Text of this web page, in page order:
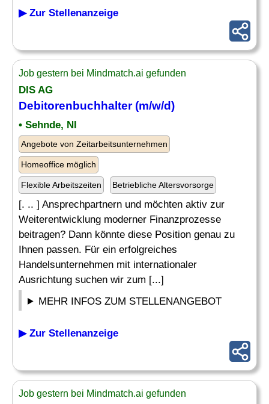
▶ Zur Stellenanzeige
Job gestern bei Mindmatch.ai gefunden
DIS AG
Debitorenbuchhalter(m/w/d)
• Sehnde, NI
Angebote von Zeitarbeitsunternehmen
Homeoffice möglich
Flexible Arbeitszeiten Betriebliche Altersvorsorge
[. .. ] Ansprechpartnern und möchten aktiv zur
Weiterentwicklung moderner Finanzprozesse
beitragen? Dann könnte diese Position genau zu
Ihnen passen. Für ein erfolgreiches
Handelsunternehmen mit internationaler
Ausrichtung suchen wir zum [...]
MEHR INFOS ZUM STELLENANGEBOT
▶ Zur Stellenanzeige
Job gestern bei Mindmatch.ai gefunden